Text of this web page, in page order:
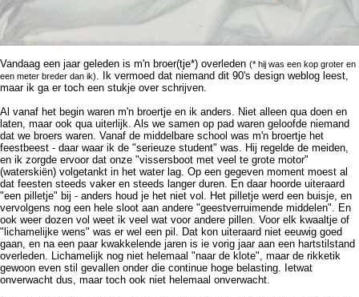
Vandaag een jaar geleden is m'n broer(tje*) overleden (* hij was een kop groter en
een meter breder dan ik). Ik vermoed dat niemand dit 90's design weblog leest,
maar ik ga er toch een stukje over schrijven.
Al vanaf het begin waren m'n broertje en ik anders. Niet alleen qua doen en
laten, maar ook qua uiterlijk. Als we samen op pad waren geloofde niemand
dat we broers waren. Vanaf de middelbare school was m'n broertje het
feestbeest - daar waar ik de "serieuze student" was. Hij regelde de meiden,
en ik zorgde ervoor dat onze "vissersboot met veel te grote motor"
(waterskiën) volgetankt in het water lag. Op een gegeven moment moest al
dat feesten steeds vaker en steeds langer duren. En daar hoorde uiteraard
"een pilletje" bij - anders houd je het niet vol. Het pilletje werd een buisje, en
vervolgens nog een hele sloot aan andere "geestverruimende middelen". En
ook weer dozen vol weet ik veel wat voor andere pillen. Voor elk kwaaltje of
"lichamelijke wens" was er wel een pil. Dat kon uiteraard niet eeuwig goed
gaan, en na een paar kwakkelende jaren is ie vorig jaar aan een hartstilstand
overleden. Lichamelijk nog niet helemaal "naar de klote", maar de rikketik
gewoon even stil gevallen onder die continue hoge belasting. Ietwat
onverwacht dus, maar toch ook niet helemaal onverwacht.